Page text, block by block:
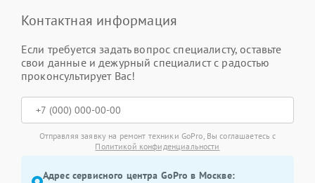
Контактная информация
Если требуется задать вопрос специалисту, оставьте
свои данные и дежурный специалист с радостью
проконсультирует Вас!
Отправляя заявку на ремонт техники GoPro, Вы соглашаетесь с
Политикой конфиденциальности
Адрес сервисного центра GoPro в Москве: